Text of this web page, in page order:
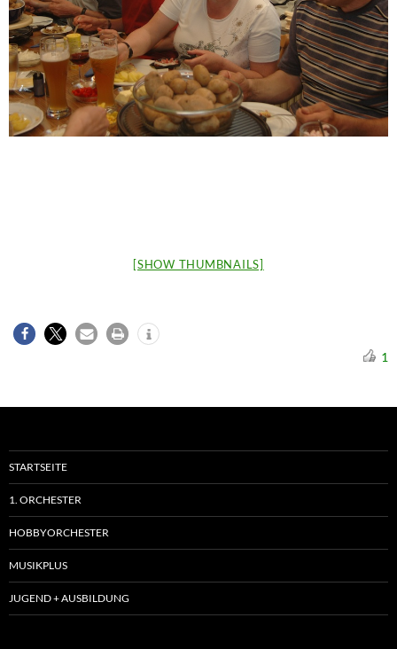
[SHOW THUMBNAILS]
1
STARTSEITE
1. ORCHESTER
HOBBYORCHESTER
MUSIKPLUS
JUGEND + AUSBILDUNG